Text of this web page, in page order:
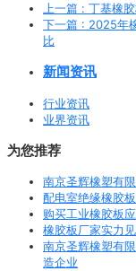
上一篇 : 丁基橡
下一篇 : 2025年
比
新闻资讯
行业资讯
业界资讯
为您推荐
南京圣辉橡塑有
配电室绝缘橡胶
购买工业橡胶板
橡胶板厂家实力
南京圣辉橡塑有
造企业